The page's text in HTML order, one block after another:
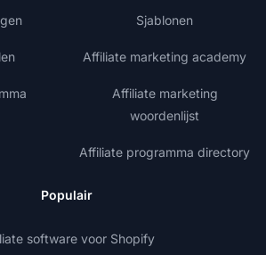
Sjablonen
Affiliate marketing academy
Affiliate marketing
woordenlijst
Affiliate programma directory
Populair
software voor Shopify